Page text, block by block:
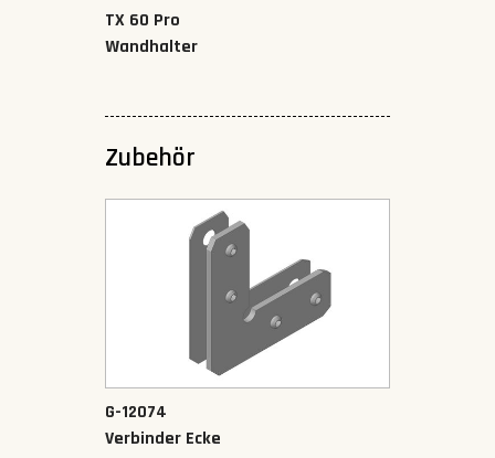
TX 60 Pro
Wandhalter
Zubehör
G-12074
Verbinder Ecke